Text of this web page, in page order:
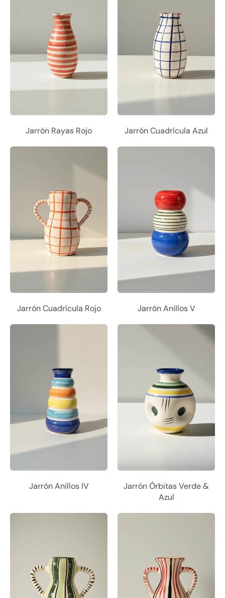
Jarrón Rayas Rojo Jarrón Cuadrícula Azul
Jarrón Cuadrícula Rojo Jarrón Anillos V
Jarrón Anillos IV
Jarrón Órbitas Verde &
Azul